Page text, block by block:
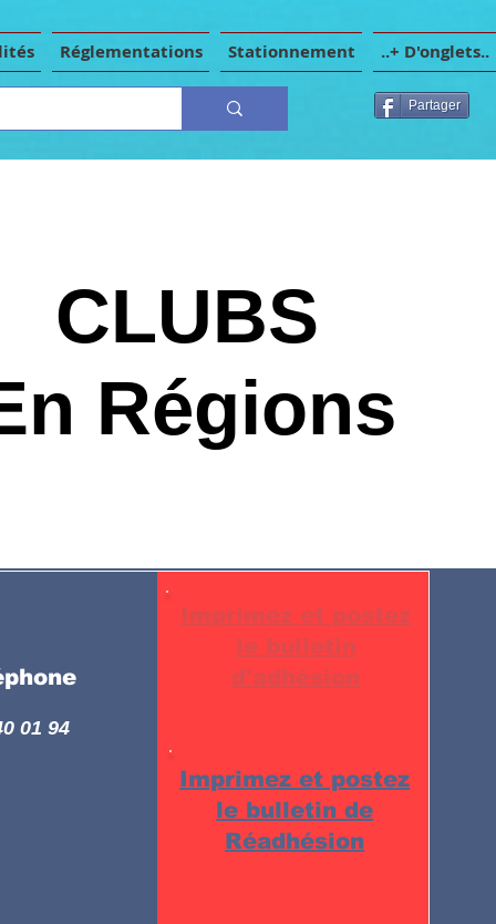
Réglementations Stationnement ..+ D'onglets..
Partager
CLUBS
Régions
CLUBS
Régions
01 94
Imprimez et postez
le bulletin
d'adhésion
Imprimez et postez
le bulletin de
Réadhésion